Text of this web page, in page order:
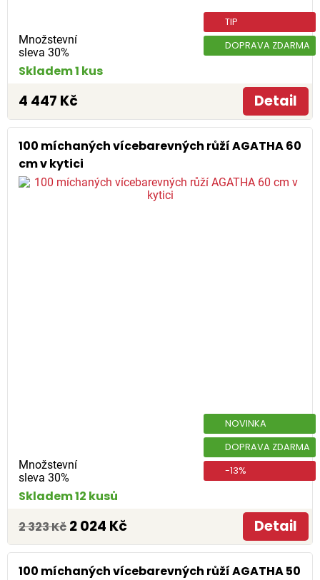
Množstevní
sleva 30%
TIP
DOPRAVA ZDARMA
Skladem 1 kus
4 447 Kč Detail
100 míchaných vícebarevných růží AGATHA 60
cm v kytici
Množstevní
sleva 30%
NOVINKA
DOPRAVA ZDARMA
-13%
Skladem 12 kusů
2 323 Kč 2 024 Kč Detail
100 míchaných vícebarevných růží AGATHA 50